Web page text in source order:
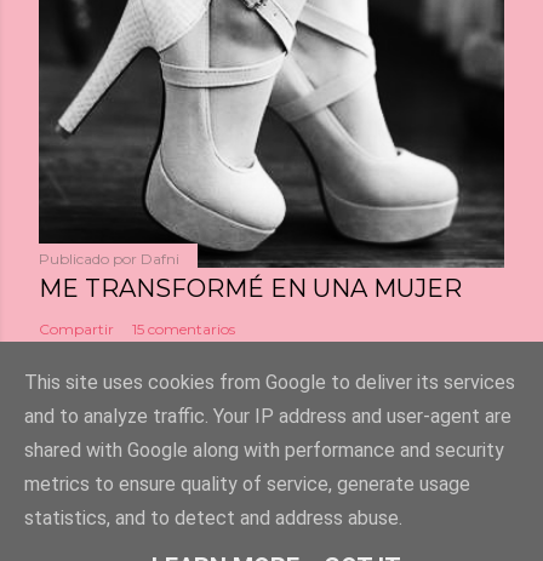
Publicado por Dafni
ME TRANSFORMÉ EN UNA MUJER
Compartir 15 comentarios
Con la tecnología de Blogger
Escríbeme un mail a : info@dafnigirls.com
This site uses cookies from Google to deliver its services
and to analyze traffic. Your IP address and user-agent are
shared with Google along with performance and security
metrics to ensure quality of service, generate usage
statistics, and to detect and address abuse.